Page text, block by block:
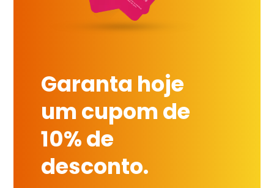
Garanta hoje
um cupom de
10% de
desconto.